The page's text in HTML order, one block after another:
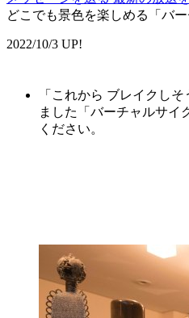
どこでも景色を楽しめる「バ
2022/10/3 UP!
「これから ブレイクし
ました「 バーチャルサイ
ください。